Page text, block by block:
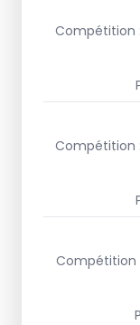
Compétition :
Compétition :
Compétition